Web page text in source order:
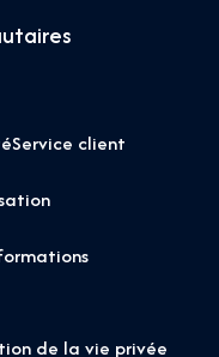
Service client
de la vie privée